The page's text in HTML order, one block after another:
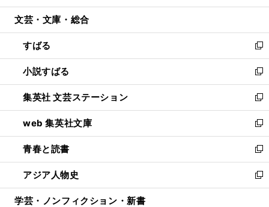
開
ウ
開
く
ン
ウ
で
開
く
ウ
ン
ド
ウ
で
開
く
文芸・文庫・総合
すばる
新
し
い
ウ
ィ
ン
ド
ウ
で
開
く
小説すばる
新
し
い
ウ
ィ
ン
ド
ウ
で
開
集英社 文芸ステーション
新
し
い
ウ
ィ
ン
ド
ウ
web 集英社文庫
新
し
い
ウ
ィ
ン
青春と読書
新
し
い
ウ
アジア人物史
新
し
学芸・ノンフィクション・新書